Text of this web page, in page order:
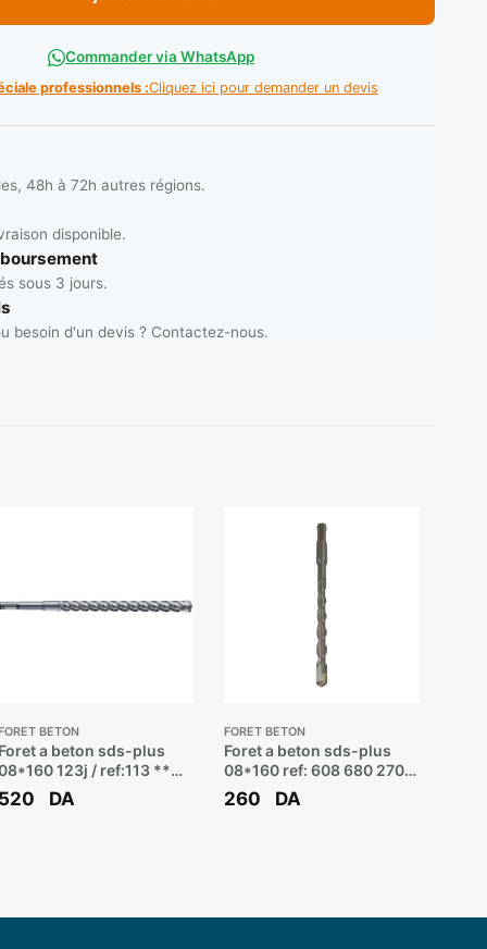
Commander via WhatsApp
professionnels :Cliquez ici pour demander un devis
48h à 72h autres régions.
disponible.
sous 3 jours.
besoin d'un devis ? Contactez-nous.
BÉTON
a beton sds-plus
123j / ref:113 **
DA
FORET BÉTON
Foret a beton sds-plus
08*160 ref: 608 680 270
** BOSCH
260 DA